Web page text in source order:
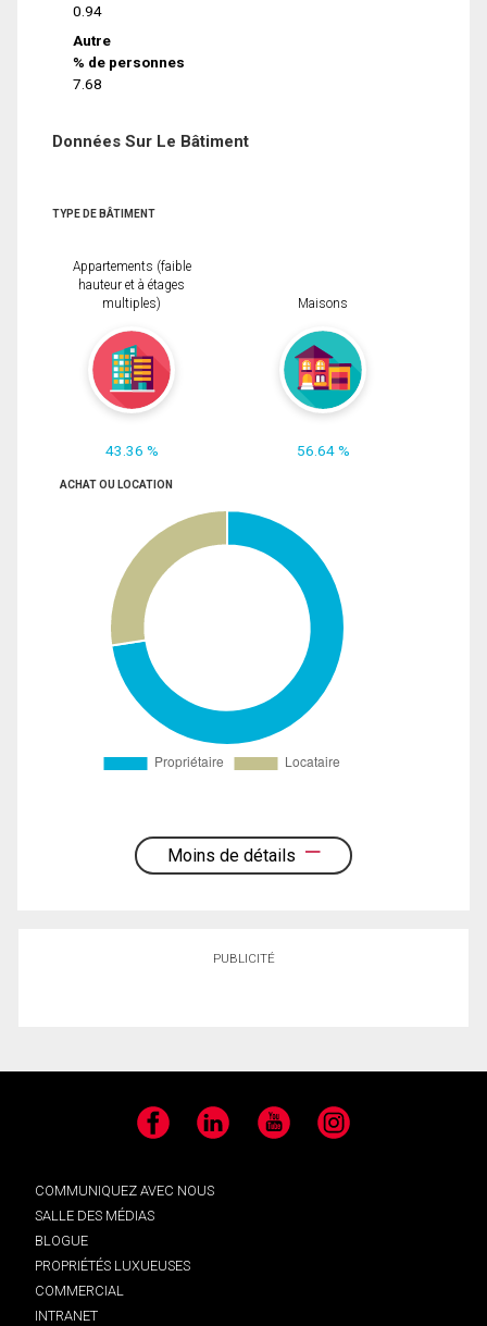
0.94
Autre
% de personnes
7.68
Données Sur Le Bâtiment
TYPE DE BÂTIMENT
Appartements (faible
hauteur et à étages
multiples)
43.36 %
Maisons
56.64 %
ACHAT OU LOCATION
Moins de détails
PUBLICITÉ
Facebook LinkedIn YouTube Instagram
COMMUNIQUEZ AVEC NOUS
SALLE DES MÉDIAS
BLOGUE
PROPRIÉTÉS LUXUEUSES
COMMERCIAL
INTRANET